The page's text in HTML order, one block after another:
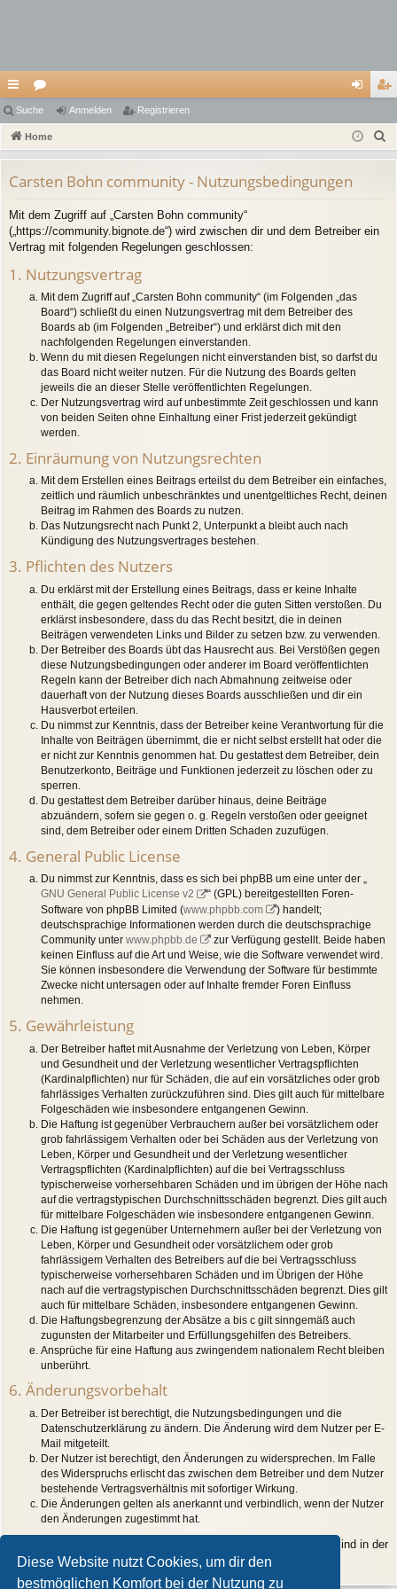
Diese Website nutzt Cookies, um dir den
bestmöglichen Komfort bei der Nutzung zu
ch
ne
ug
riff
or
en m
de
ist
Suche Anmelden Registrieren
Home
Carsten Bohn community - Nutzungsbedingungen
Mit dem Zugriff auf „Carsten Bohn community“
(„https://community.bignote.de“) wird zwischen dir und dem Betreiber ein
Vertrag mit folgenden Regelungen geschlossen:
1. Nutzungsvertrag
Mit dem Zugriff auf „Carsten Bohn community“ (im Folgenden „das
Board“) schließt du einen Nutzungsvertrag mit dem Betreiber des
Boards ab (im Folgenden „Betreiber“) und erklärst dich mit den
nachfolgenden Regelungen einverstanden.
Wenn du mit diesen Regelungen nicht einverstanden bist, so darfst du
das Board nicht weiter nutzen. Für die Nutzung des Boards gelten
jeweils die an dieser Stelle veröffentlichten Regelungen.
Der Nutzungsvertrag wird auf unbestimmte Zeit geschlossen und kann
von beiden Seiten ohne Einhaltung einer Frist jederzeit gekündigt
werden.
2. Einräumung von Nutzungsrechten
Mit dem Erstellen eines Beitrags erteilst du dem Betreiber ein einfaches,
zeitlich und räumlich unbeschränktes und unentgeltliches Recht, deinen
Beitrag im Rahmen des Boards zu nutzen.
Das Nutzungsrecht nach Punkt 2, Unterpunkt a bleibt auch nach
Kündigung des Nutzungsvertrages bestehen.
3. Pflichten des Nutzers
Du erklärst mit der Erstellung eines Beitrags, dass er keine Inhalte
enthält, die gegen geltendes Recht oder die guten Sitten verstoßen. Du
erklärst insbesondere, dass du das Recht besitzt, die in deinen
Beiträgen verwendeten Links und Bilder zu setzen bzw. zu verwenden.
Der Betreiber des Boards übt das Hausrecht aus. Bei Verstößen gegen
diese Nutzungsbedingungen oder anderer im Board veröffentlichten
Regeln kann der Betreiber dich nach Abmahnung zeitweise oder
dauerhaft von der Nutzung dieses Boards ausschließen und dir ein
Hausverbot erteilen.
Du nimmst zur Kenntnis, dass der Betreiber keine Verantwortung für die
Inhalte von Beiträgen übernimmt, die er nicht selbst erstellt hat oder die
er nicht zur Kenntnis genommen hat. Du gestattest dem Betreiber, dein
Benutzerkonto, Beiträge und Funktionen jederzeit zu löschen oder zu
sperren.
Du gestattest dem Betreiber darüber hinaus, deine Beiträge
abzuändern, sofern sie gegen o. g. Regeln verstoßen oder geeignet
sind, dem Betreiber oder einem Dritten Schaden zuzufügen.
4. General Public License
Du nimmst zur Kenntnis, dass es sich bei phpBB um eine unter der „
GNU General Public License v2
“ (GPL) bereitgestellten Foren-
Software von phpBB Limited (www.phpbb.com
) handelt;
deutschsprachige Informationen werden durch die deutschsprachige
Community unter www.phpbb.de
zur Verfügung gestellt. Beide haben
keinen Einfluss auf die Art und Weise, wie die Software verwendet wird.
Sie können insbesondere die Verwendung der Software für bestimmte
Zwecke nicht untersagen oder auf Inhalte fremder Foren Einfluss
nehmen.
5. Gewährleistung
Der Betreiber haftet mit Ausnahme der Verletzung von Leben, Körper
und Gesundheit und der Verletzung wesentlicher Vertragspflichten
(Kardinalpflichten) nur für Schäden, die auf ein vorsätzliches oder grob
fahrlässiges Verhalten zurückzuführen sind. Dies gilt auch für mittelbare
Folgeschäden wie insbesondere entgangenen Gewinn.
Die Haftung ist gegenüber Verbrauchern außer bei vorsätzlichem oder
grob fahrlässigem Verhalten oder bei Schäden aus der Verletzung von
Leben, Körper und Gesundheit und der Verletzung wesentlicher
Vertragspflichten (Kardinalpflichten) auf die bei Vertragsschluss
typischerweise vorhersehbaren Schäden und im übrigen der Höhe nach
auf die vertragstypischen Durchschnittsschäden begrenzt. Dies gilt auch
für mittelbare Folgeschäden wie insbesondere entgangenen Gewinn.
Die Haftung ist gegenüber Unternehmern außer bei der Verletzung von
Leben, Körper und Gesundheit oder vorsätzlichem oder grob
fahrlässigem Verhalten des Betreibers auf die bei Vertragsschluss
typischerweise vorhersehbaren Schäden und im Übrigen der Höhe
nach auf die vertragstypischen Durchschnittsschäden begrenzt. Dies gilt
auch für mittelbare Schäden, insbesondere entgangenen Gewinn.
Die Haftungsbegrenzung der Absätze a bis c gilt sinngemäß auch
zugunsten der Mitarbeiter und Erfüllungsgehilfen des Betreibers.
Ansprüche für eine Haftung aus zwingendem nationalem Recht bleiben
unberührt.
6. Änderungsvorbehalt
Der Betreiber ist berechtigt, die Nutzungsbedingungen und die
Datenschutzerklärung zu ändern. Die Änderung wird dem Nutzer per E-
Mail mitgeteilt.
Der Nutzer ist berechtigt, den Änderungen zu widersprechen. Im Falle
des Widerspruchs erlischt das zwischen dem Betreiber und dem Nutzer
bestehende Vertragsverhältnis mit sofortiger Wirkung.
Die Änderungen gelten als anerkannt und verbindlich, wenn der Nutzer
den Änderungen zugestimmt hat.
Informationen über den Umgang mit deinen persönlichen Daten sind in der
Datenschutzerklärung enthalten.